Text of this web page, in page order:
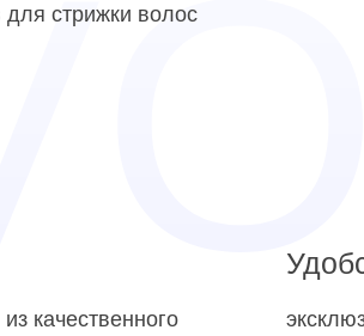
для стрижки волос
качественного